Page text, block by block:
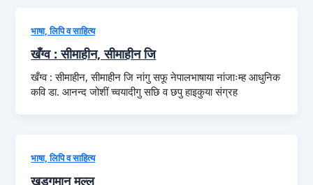
भाषा, लिपि व साहित्य
खँग्व : सीमाहीन, सीमाहीन जि
खँग्व : सीमाहीन, सीमाहीन जि नांगु सफू नेपालभाषाया नांजाःम्ह आधुनिक
कवि डा. आनन्द जोशीं च्वयादीगु सछि व छपु हाइकुया संग्रह
भाषा, लिपि व साहित्य
खड्गमान मल्ल